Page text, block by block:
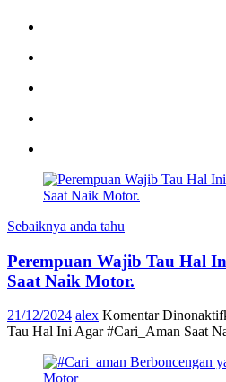
Sebaiknya anda tahu
Perempuan Wajib Tau Hal
Saat Naik Motor.
21/12/2024 alex Komentar
Tau Hal Ini Agar #Cari_Aman Saat